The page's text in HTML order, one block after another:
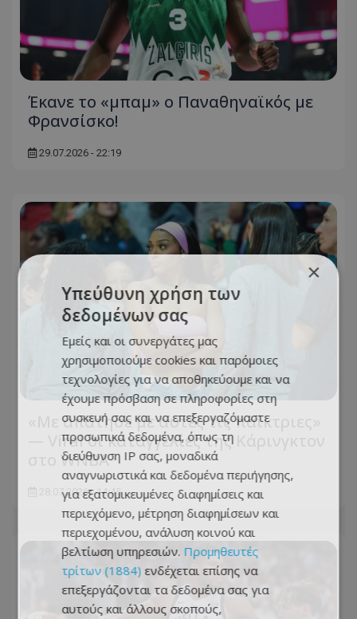
Έκανε το «μπαμ» ο Παναθηναϊκός με
Φρανσίσκο!
29.07.2026 - 22:19
«Με απάτησε με αυτές τις παίκτριες»
— Viral οι καταγγελίες της Κάρινγκτον
στο WNBA
28.07.2026 - 14:45
×
Υπεύθυνη χρήση των
δεδομένων σας
Εμείς και οι συνεργάτες μας
χρησιμοποιούμε cookies και παρόμοιες
τεχνολογίες για να αποθηκεύουμε και να
έχουμε πρόσβαση σε πληροφορίες στη
συσκευή σας και να επεξεργαζόμαστε
προσωπικά δεδομένα, όπως τη
διεύθυνση IP σας, μοναδικά
αναγνωριστικά και δεδομένα περιήγησης,
για εξατομικευμένες διαφημίσεις και
περιεχόμενο, μέτρηση διαφημίσεων και
περιεχομένου, ανάλυση κοινού και
βελτίωση υπηρεσιών. Προμηθευτές
τρίτων (1884) ενδέχεται επίσης να
επεξεργάζονται τα δεδομένα σας για
αυτούς και άλλους σκοπούς,